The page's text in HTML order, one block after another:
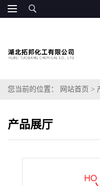
您当前的位置： 网站首页 >
产品展厅